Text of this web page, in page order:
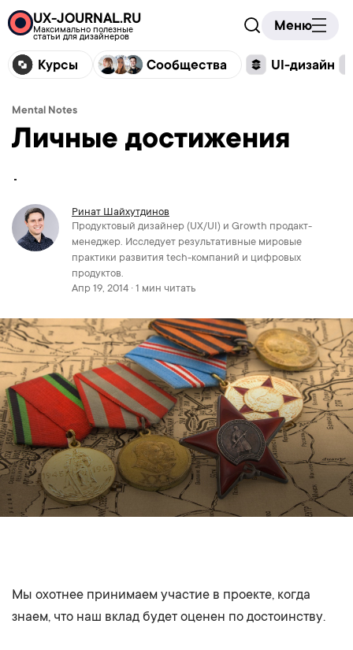
UX-JOURNAL.RU
Максимально полезные
статьи для дизайнеров
Меню
Курсы Сообщества UI-дизайн
Mental Notes
Личные достижения
Ринат Шайхутдинов
Продуктовый дизайнер (UX/UI) и Growth продакт-
менеджер. Исследует результативные мировые
практики развития tech-компаний и цифровых
продуктов.
Апр 19, 2014 · 1 мин читать
Мы охотнее принимаем участие в проекте, когда
знаем, что наш вклад будет оценен по достоинству.